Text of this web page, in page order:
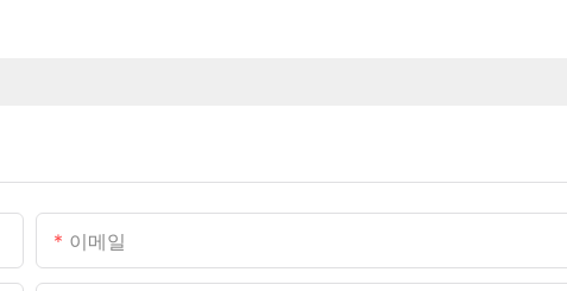
이메일